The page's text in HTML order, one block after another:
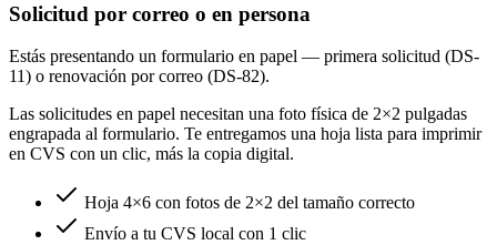
Solicitud por correo o en persona
Estás presentando un formulario en papel — primera solicitud (DS-
11) o renovación por correo (DS-82).
Las solicitudes en papel necesitan una foto física de 2×2 pulgadas
engrapada al formulario. Te entregamos una hoja lista para imprimir
en CVS con un clic, más la copia digital.
Hoja 4×6 con fotos de 2×2 del tamaño correcto
Envío a tu CVS local con 1 clic